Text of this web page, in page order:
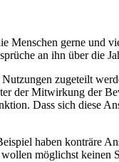
Menschen gerne
an ihn über die
zugeteilt
der Mitwirkung der
Dass sich diese
haben konträre
möglichst keinen